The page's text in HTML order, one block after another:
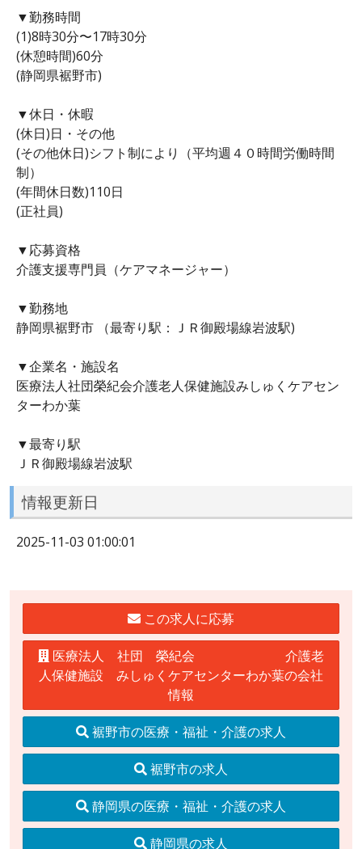
▼勤務時間
(1)8時30分〜17時30分
(休憩時間)60分
(静岡県裾野市)
▼休日・休暇
(休日)日・その他
(その他休日)シフト制により（平均週４０時間労働時間
制）
(年間休日数)110日
(正社員)
▼応募資格
介護支援専門員（ケアマネージャー）
▼勤務地
静岡県裾野市 （最寄り駅：ＪＲ御殿場線岩波駅)
▼企業名・施設名
医療法人社団榮紀会介護老人保健施設みしゅくケアセン
ターわか葉
▼最寄り駅
ＪＲ御殿場線岩波駅
情報更新日
2025-11-03 01:00:01
この求人に応募
医療法人 社団 榮紀会 介護老
人保健施設 みしゅくケアセンターわか葉の会社
情報
裾野市の医療・福祉・介護の求人
裾野市の求人
静岡県の医療・福祉・介護の求人
静岡県の求人